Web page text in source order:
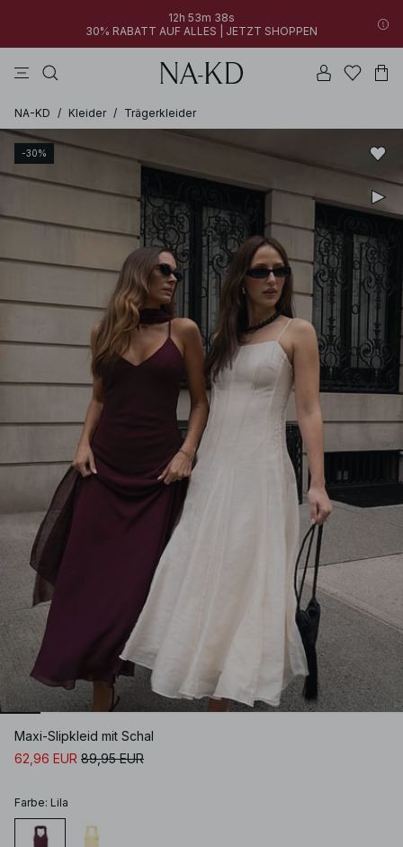
12h 53m 38s
30% RABATT AUF ALLES | JETZT SHOPPEN
NA-KD / Kleider / Trägerkleider
-30%
Maxi-Slipkleid mit Schal
62,96 EUR 89,95 EUR
Farbe: Lila